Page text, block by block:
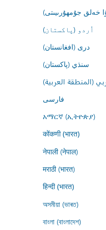
خەلق جۇمھۇرىيىتى)
اُردو (پاکستان)
درى (افغانستان)
سنڌي (پاکستان)
(المنطقة العربية)
فارسى
አማርኛ (ኢትዮጵያ)
कोंकणी (भारत)
नेपाली (नेपाल)
मराठी (भारत)
हिन्दी (भारत)
অসমীয়া (ভাৰত)
বাংলা (বাংলাদেশ)